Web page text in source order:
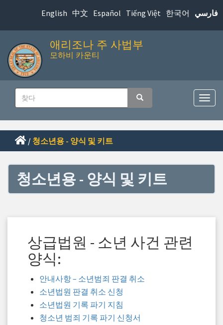
으
바
English 中文 Español Tiếng Việt 한국어 فارسي
애리조나 주 사법부
모하비 카운티
다
찾다
내
게
이
션
탐
전
환
/ 청소년용 - 양식 및 키트
청소년용 - 양식 및 키트
상급법원 - 소년 사건 관련
양식:
안내사항 – 소년범죄 판결 취소
소년법원 판결 취소 신청
소년법원 기록 파기 지침
청소년 범죄 기록 파기 신청서